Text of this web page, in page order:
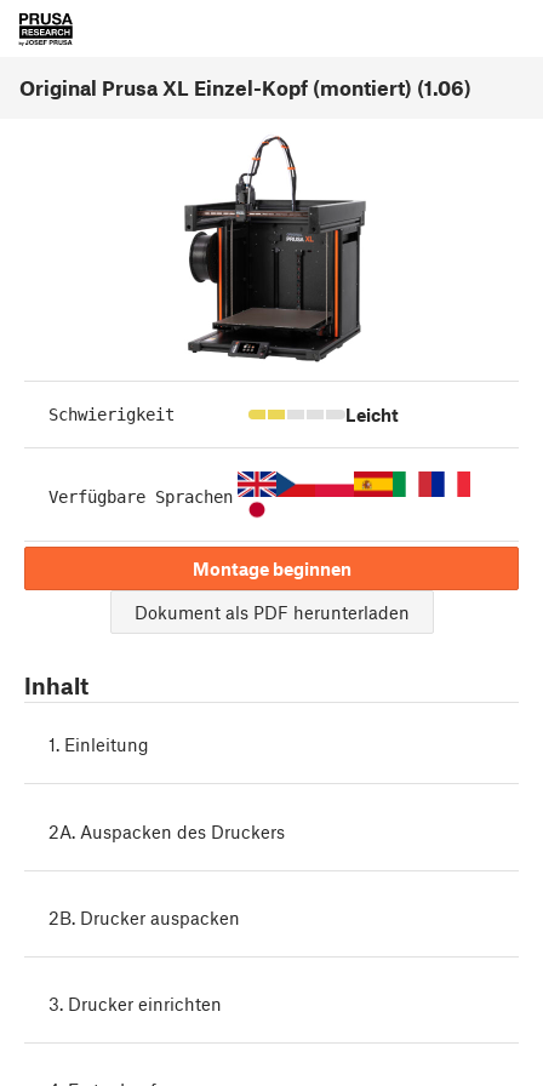
Original Prusa XL Einzel-Kopf (montiert) (1.06)
Schwierigkeit Leicht
Verfügbare Sprachen
Montage beginnen
Dokument als PDF herunterladen
Inhalt
1. Einleitung
2A. Auspacken des Druckers
2B. Drucker auspacken
3. Drucker einrichten